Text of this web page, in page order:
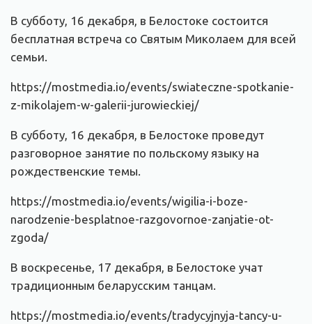
В субботу, 16 декабря, в Белостоке состоится
бесплатная встреча со Святым Миколаем для всей
семьи.
https://mostmedia.io/events/swiateczne-spotkanie-
z-mikolajem-w-galerii-jurowieckiej/
В субботу, 16 декабря, в Белостоке проведут
разговорное занятие по польскому языку на
рождественские темы.
https://mostmedia.io/events/wigilia-i-boze-
narodzenie-besplatnoe-razgovornoe-zanjatie-ot-
zgoda/
В воскресенье, 17 декабря, в Белостоке учат
традиционным беларусским танцам.
https://mostmedia.io/events/tradycyjnyja-tancy-u-